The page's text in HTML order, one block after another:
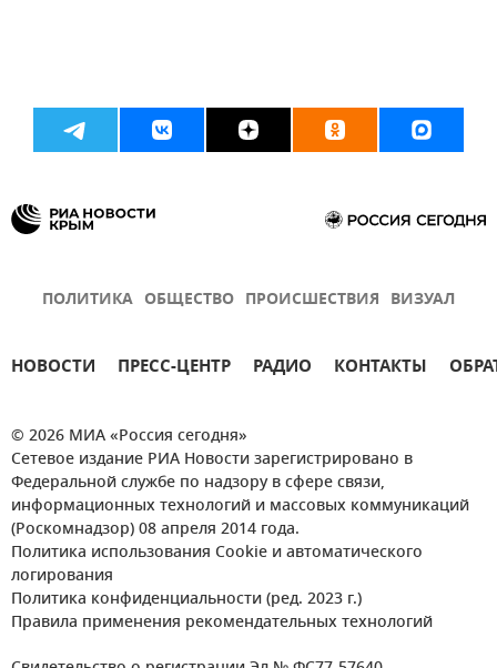
ПОЛИТИКА ОБЩЕСТВО ПРОИСШЕСТВИЯ ВИЗУАЛ
НОВОСТИ ПРЕСС-ЦЕНТР РАДИО КОНТАКТЫ
© 2026 МИА «Россия сегодня»
Сетевое издание РИА Новости зарегистрировано в
Федеральной службе по надзору в сфере связи,
информационных технологий и массовых коммуникаций
(Роскомнадзор) 08 апреля 2014 года.
Политика использования Cookie и автоматического
логирования
Политика конфиденциальности (ред. 2023 г.)
Правила применения рекомендательных технологий